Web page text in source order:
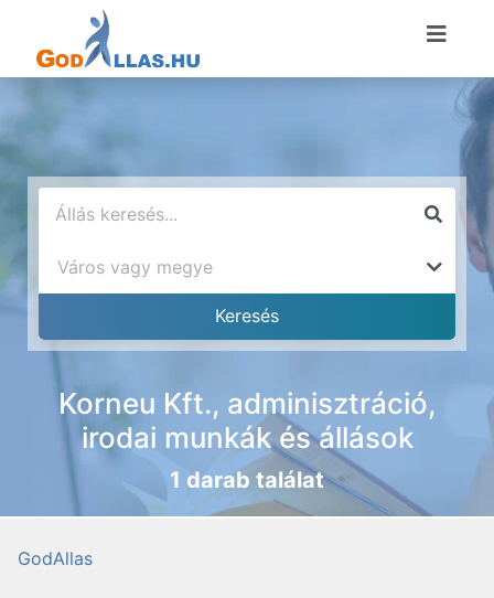
Korneu Kft., adminisztráció,
irodai munkák és állások
1 darab találat
GodAllas